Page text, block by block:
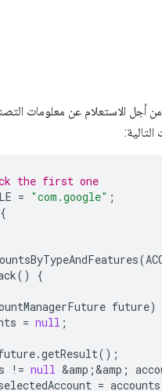
التالية:
the first one
= "com.google" ;
{
(
()
{
future)
= null ;
.getResult();
! = null &amp ;&amp ;
= accounts